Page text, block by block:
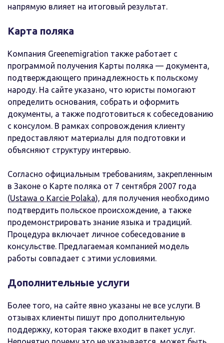
напрямую влияет на итоговый результат.
Карта поляка
Компания Greenemigration также работает с
программой получения Карты поляка — документа,
подтверждающего принадлежность к польскому
народу. На сайте указано, что юристы помогают
определить основания, собрать и оформить
документы, а также подготовиться к собеседованию
с консулом. В рамках сопровождения клиенту
предоставляют материалы для подготовки и
объясняют структуру интервью.
Согласно официальным требованиям, закрепленным
в Законе о Карте поляка от 7 сентября 2007 года
(Ustawa o Karcie Polaka), для получения необходимо
подтвердить польское происхождение, а также
продемонстрировать знание языка и традиций.
Процедура включает личное собеседование в
консульстве. Предлагаемая компанией модель
работы совпадает с этими условиями.
Дополнительные услуги
Более того, на сайте явно указаны не все услуги. В
отзывах клиенты пишут про дополнительную
поддержку, которая также входит в пакет услуг.